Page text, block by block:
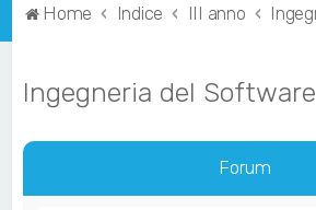
Home Indice III anno
Ingegneria del Software
Forum